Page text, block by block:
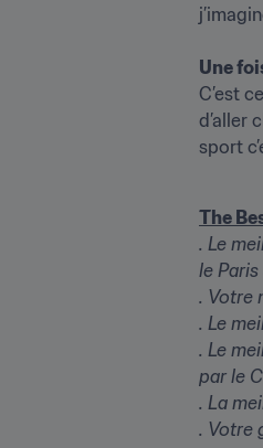
Une
C’est
d’aller
sport
The
. Le
le
. Votre
. Le
. Le
par le
. La
. Votre